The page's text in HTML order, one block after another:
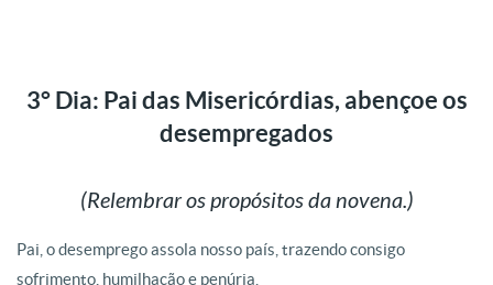
3° Dia: Pai das Misericórdias, abençoe os
desempregados
(Relembrar os propósitos da novena.)
Pai, o desemprego assola nosso país, trazendo consigo
sofrimento, humilhação e penúria.